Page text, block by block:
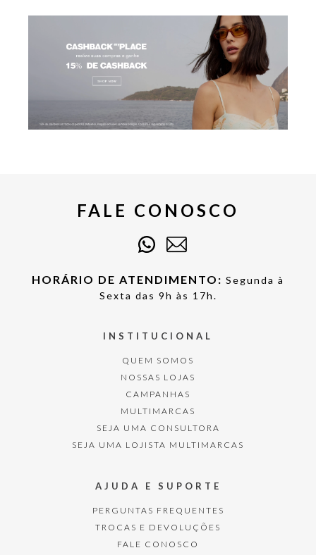
FALE CONOSCO
HORÁRIO DE ATENDIMENTO: Segunda à
Sexta das 9h às 17h.
INSTITUCIONAL
QUEM SOMOS
NOSSAS LOJAS
CAMPANHAS
MULTIMARCAS
SEJA UMA CONSULTORA
SEJA UMA LOJISTA MULTIMARCAS
AJUDA E SUPORTE
PERGUNTAS FREQUENTES
TROCAS E DEVOLUÇÕES
FALE CONOSCO